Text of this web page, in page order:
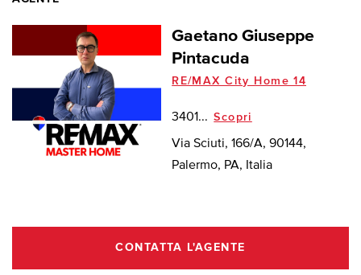
Gaetano Giuseppe
Pintacuda
RE/MAX City Home 14
3401... Scopri
Via Sciuti, 166/A, 90144,
Palermo, PA, Italia
CONTATTA L'AGENTE